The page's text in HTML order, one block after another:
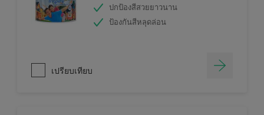
ปกป้องสีสวยยาวนาน
ป้องกันสีหลุดล่อน
เปรียบเทียบ